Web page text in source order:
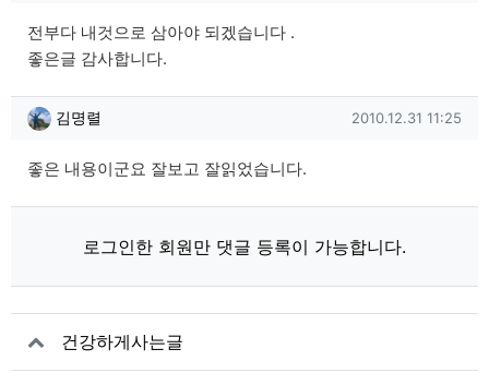
전부다 내것으로 삼아야 되겠습니다 .
좋은글 감사합니다.
김명렬님의 댓글
김명렬 작성일
2010.12.31 11:25
좋은 내용이군요 잘보고 잘읽었습니다.
로그인한 회원만 댓글 등록이 가능합니다.
건강하게사는글